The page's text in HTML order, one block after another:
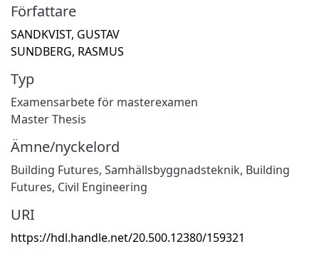
Författare
SANDKVIST, GUSTAV
SUNDBERG, RASMUS
Typ
Examensarbete för masterexamen
Master Thesis
Ämne/nyckelord
Building Futures, Samhällsbyggnadsteknik, Building
Futures, Civil Engineering
URI
https://hdl.handle.net/20.500.12380/159321